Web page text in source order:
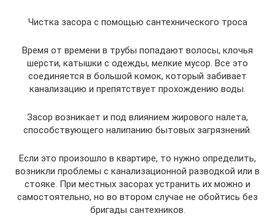
Чистка засора с помощью сантехнического троса
Время от времени в трубы попадают волосы, клочья
шерсти, катышки с одежды, мелкие мусор. Все это
соединяется в большой комок, который забивает
канализацию и препятствует прохождению воды.
Засор возникает и под влиянием жирового налета,
способствующего налипанию бытовых загрязнений.
Если это произошло в квартире, то нужно определить,
возникли проблемы с канализационной разводкой или в
стояке. При местных засорах устранить их можно и
самостоятельно, но во втором случае не обойтись без
бригады сантехников.